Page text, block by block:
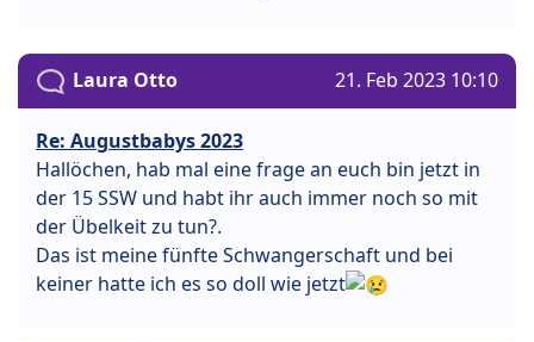
Laura Otto 21. Feb 2023 10:10
Re: Augustbabys 2023
Hallöchen, hab mal eine frage an euch bin jetzt in
der 15 SSW und habt ihr auch immer noch so mit
der Übelkeit zu tun?.
Das ist meine fünfte Schwangerschaft und bei
keiner hatte ich es so doll wie jetzt